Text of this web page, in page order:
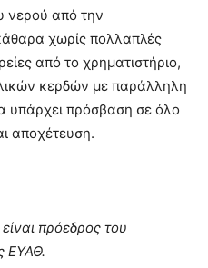
νερού από την
χωρίς πολλαπλές
από το χρηματιστήριο,
κερδών με παράλληλη
υπάρχει πρόσβαση σε όλο
αποχέτευση.
πρόεδρος του
ΕΥΑΘ.